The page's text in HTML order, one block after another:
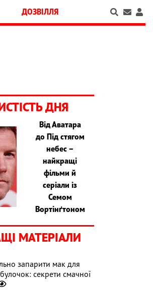
ДОЗВІЛЛЯ
ДНЯ
Від Аватара
до Під стягом
небес –
найкращі
фільми й
серіали із
Семом
Вортінґтоном
МАТЕРІАЛИ
запарити мак для
булочок: секрети смачної